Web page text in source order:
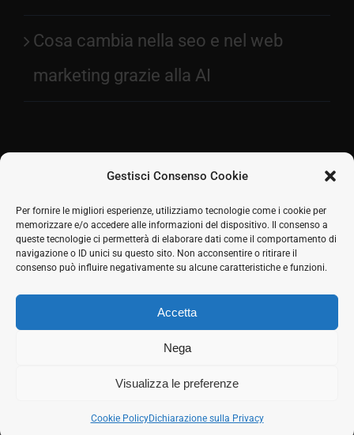
Gestisci Consenso Cookie
Per fornire le migliori esperienze, utilizziamo tecnologie come i cookie per
memorizzare e/o accedere alle informazioni del dispositivo. Il consenso a
queste tecnologie ci permetterà di elaborare dati come il comportamento di
navigazione o ID unici su questo sito. Non acconsentire o ritirare il
consenso può influire negativamente su alcune caratteristiche e funzioni.
Accetta
Nega
Visualizza le preferenze
Cookie PolicyDichiarazione sulla Privacy
Cosa cambia nella seo e nel web
marketing grazie alla AI
2026 © SH Web s.r.l. Via Tre Settembre, 11 47891
Dogana (RSM) | Tel:0549 941579Cell. 339 125 8380 |
COE SM21512
Seguici sui social
Facebook
Twitter
LinkedIn